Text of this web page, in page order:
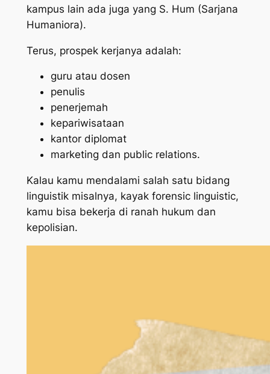
kampus lain ada juga yang S. Hum (Sarjana
Humaniora).
Terus, prospek kerjanya adalah:
guru atau dosen
penulis
penerjemah
kepariwisataan
kantor diplomat
marketing dan public relations.
Kalau kamu mendalami salah satu bidang
linguistik misalnya, kayak forensic linguistic,
kamu bisa bekerja di ranah hukum dan
kepolisian.